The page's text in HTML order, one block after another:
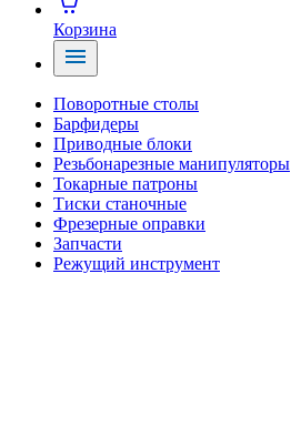
Корзина
Поворотные столы
Барфидеры
Приводные блоки
Резьбонарезные манипуляторы
Токарные патроны
Тиски станочные
Фрезерные оправки
Запчасти
Режущий инструмент